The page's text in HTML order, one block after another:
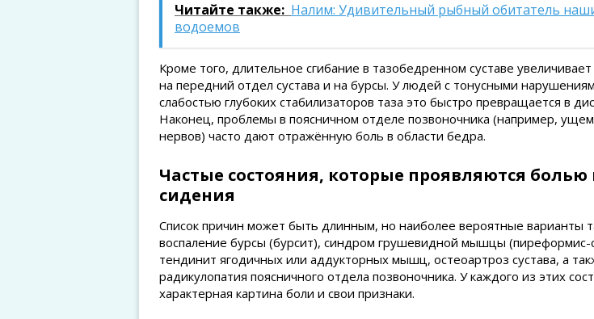
Читайте также: Налим: Удивительный рыбный обитатель
водоемов
Кроме того, длительное сгибание в тазобедренном суставе увеличивает
на передний отдел сустава и на бурсы. У людей с тонусными
слабостью глубоких стабилизаторов таза это быстро превращается в
Наконец, проблемы в поясничном отделе позвоночника (например,
нервов) часто дают отражённую боль в области бедра.
Частые состояния, которые проявляются болью
сидения
Список причин может быть длинным, но наиболее вероятные варианты
воспаление бурсы (бурсит), синдром грушевидной мышцы (пиреформис-
тендинит ягодичных или аддукторных мышц, остеоартроз сустава, а
радикулопатия поясничного отдела позвоночника. У каждого из этих
характерная картина боли и свои признаки.